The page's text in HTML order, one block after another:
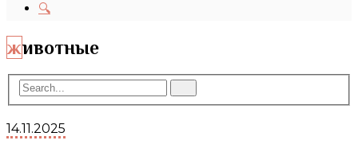
🔍
животные
14.11.2025